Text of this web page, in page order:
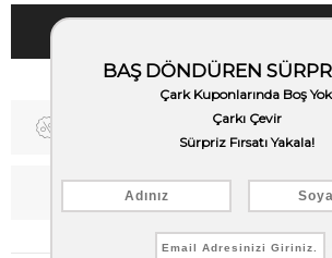
Fiyat Düşünce Haber Ver
WhatsApp’tan Bilgi Al